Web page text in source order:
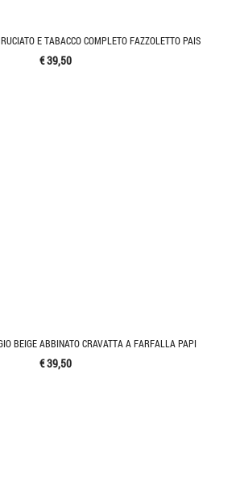
E TABACCO COMPLETO FAZZOLETTO PAIS
€ 39,50
BEIGE ABBINATO CRAVATTA A FARFALLA PAPI
€ 39,50